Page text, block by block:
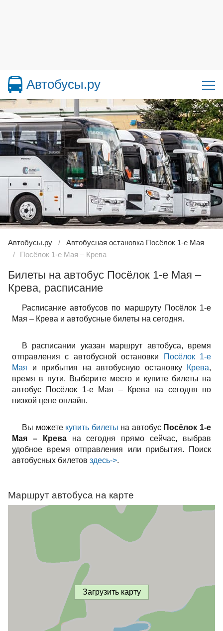
Автобусы.ру
Автобусы.ру
Автобусная остановка Посёлок 1-е Мая
Посёлок 1-е Мая – Крева
Билеты на автобус Посёлок 1-е Мая –
Крева, расписание
Расписание автобусов по маршруту Посёлок 1-е
Мая – Крева и автобусные билеты на сегодня.
В расписании указан маршрут автобуса, время
отправления с автобусной остановки
Посёлок 1-е
Мая и прибытия на автобусную остановку Крева,
время в пути. Выберите место и купите билеты на
автобус Посёлок 1-е Мая – Крева на сегодня по
низкой цене онлайн.
Вы можете купить билеты на автобус Посёлок 1-е
Мая – Кревана сегодня прямо сейчас, выбрав
удобное время отправления или прибытия. Поиск
автобусных билетов здесь->.
Маршрут автобуса на карте
Загрузить карту